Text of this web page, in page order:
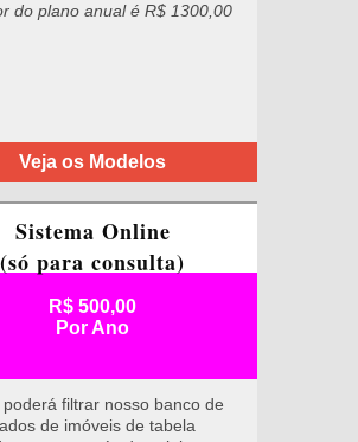
do plano anual é R$ 1300,00
Veja os Modelos
Sistema Online
(só para consulta)
R$ 500,00
Por Ano
poderá filtrar nosso banco de
de imóveis de tabela